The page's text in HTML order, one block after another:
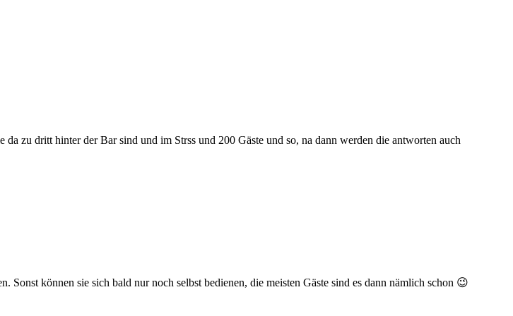
zu dritt hinter der Bar sind und im Strss und 200 Gäste und so, na dann werden die antworten auch
können sie sich bald nur noch selbst bedienen, die meisten Gäste sind es dann nämlich schon 😉